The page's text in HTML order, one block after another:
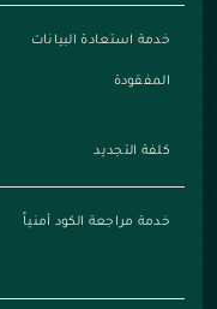
خدمة استعادة البيانات
المفقودة
كلفة التجديد
خدمة مراجعة الكود أمنياً